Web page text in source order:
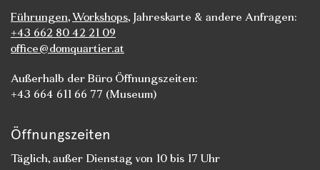
Führungen,Workshops, Jahreskarte & andere Anfragen:
+43 662 80 42 21 09
office@domquartier.at
Außerhalb der Büro Öffnungszeiten:
+43 664 611 66 77 (Museum)
Öffnungszeiten
Täglich, außer Dienstag von 10 bis 17 Uhr